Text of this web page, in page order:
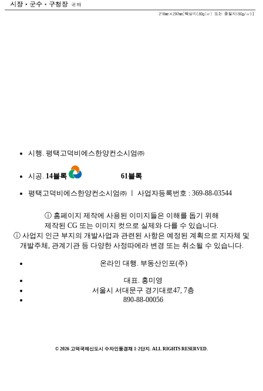
시행. 평택고덕비에스한양컨소시엄㈜
시공. 14블록 61블록
평택고덕비에스한양컨소시엄㈜ ㅣ 사업자등록번호 : 369-88-03544
ⓘ 홈페이지 제작에 사용된 이미지들은 이해를 돕기 위해
제작된 CG 또는 이미지 컷으로 실제와 다를 수 있습니다.
ⓘ 사업지 인근 부지의 개발사업과 관련된 사항은 예정된 계획으로 지자체 및
개발주체, 관계기관 등 다양한 사정따에라 변경 또는 취소될 수 있습니다.
온라인 대행. 부동산인포(주)
대표. 홍미영
서울시 서대문구 경기대로47, 7층
890-88-00056
© 2026 고덕국제신도시 수자인풍경채 1·2단지. ALL RIGHTS RESERVED.